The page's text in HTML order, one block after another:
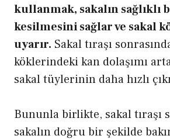
kullanmak, sakalın sağlıklı
kesilmesini sağlar ve sakal
uyarır. Sakal tıraşı
köklerindeki kan dolaşımı
sakal tüylerinin daha hızlı
Bununla birlikte, sakal tıraşı
sakalın doğru bir şekilde